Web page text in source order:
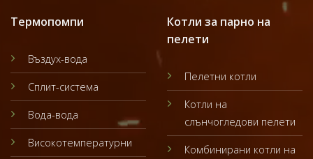
Термопомпи
Въздух-вода
Сплит-система
Вода-вода
Високотемпературни
Котли за парно на
пелети
Пелетни котли
Котли на
слънчогледови пелети
Комбинирани котли на